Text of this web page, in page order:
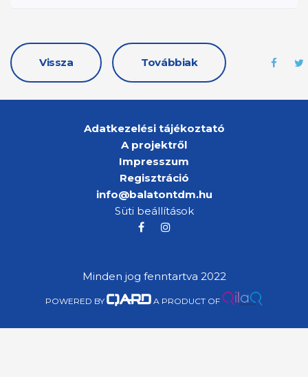
Vissza Továbbiak
Adatkezelési tájékoztató
A projektről
Impresszum
Regisztráció
info@balatontdm.hu
Süti beállítások
Minden jog fenntartva 2022
POWERED BY A PRODUCT OF